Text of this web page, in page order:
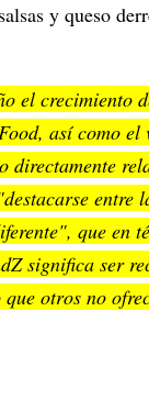
y queso
el crecimiento
así como el
directamente
entre
que en
significa ser
otros no